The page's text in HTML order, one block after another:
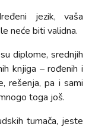
jezik, vaša
neće biti validna.
diplome, srednjih
knjiga – rođenih i
rešenja, pa i sami
toga još.
tumača, jeste